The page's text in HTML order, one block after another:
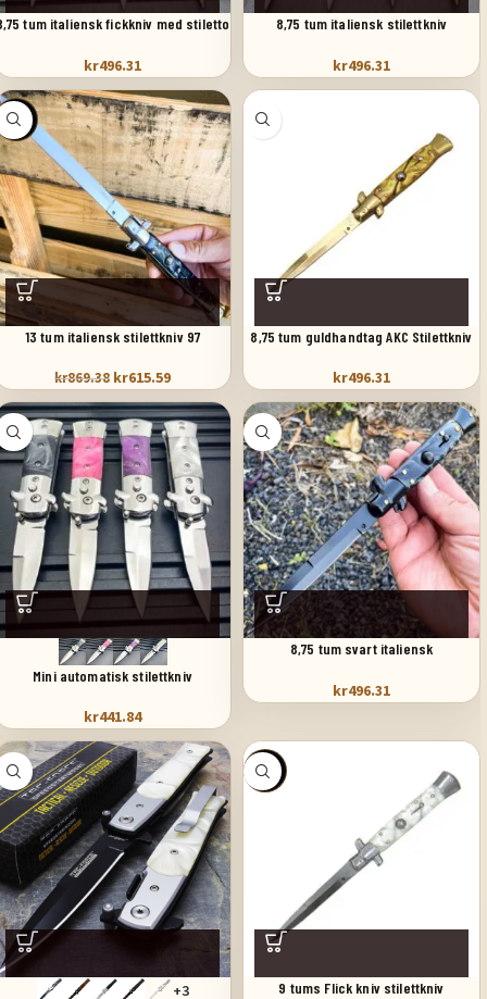
tum italiensk fickkniv med stiletto
kr496.31
8,75 tum italiensk stilettkniv
kr496.31
SALE
13 tum italiensk stilettkniv 97
kr869.38 kr615.59
8,75 tum guldhandtag AKC Stilettkniv
kr496.31
Mini automatisk stilettkniv
kr441.84
8,75 tum svart italiensk
pärlemor
kr496.31
+3
SALE
9 tums Flick kniv stilettkniv